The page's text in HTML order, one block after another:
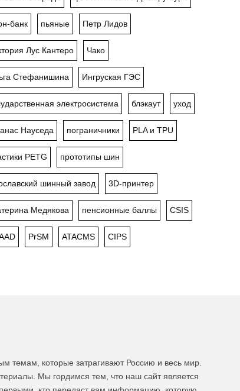
банк пьяные Петр Лидов
Лус Кантеро Чако
Стефанишина Ингруская ГЭС
электросистема блэкаут уход
Науседа пограничники PLA и TPU
PETG прототипы шин
шинный завод 3D-принтер
Медякова пенсионные баллы CSIS
PrSM ATACMS CIPS
темам, которые затрагивают Россию и весь мир.
Мы гордимся тем, что наш сайт является